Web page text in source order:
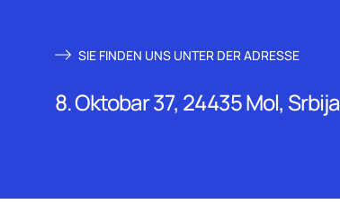
SIE FINDEN UNS UNTER DER ADRESSE
8. Oktobar 37, 24435 Mol, Srbija